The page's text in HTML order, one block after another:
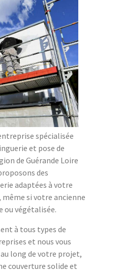
spécialisée
et pose de
de Guérande Loire
des
adaptées à votre
si votre ancienne
ou végétalisée.
à tous types de
et nous vous
long de votre projet,
couverture solide et